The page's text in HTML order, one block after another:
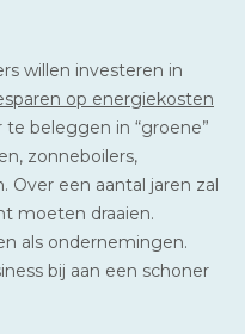
willen investeren in
op energiekosten
beleggen in “groene”
zonneboilers,
een aantal jaren zal
moeten draaien.
als ondernemingen.
bij aan een schoner